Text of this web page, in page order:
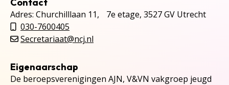
Adres: Churchilllaan 11, 7e etage, 3527 GV Utrecht
030-7600405
Secretariaat@ncj.nl
Eigenaarschap
De beroepsverenigingen AJN, V&VN vakgroep jeugd